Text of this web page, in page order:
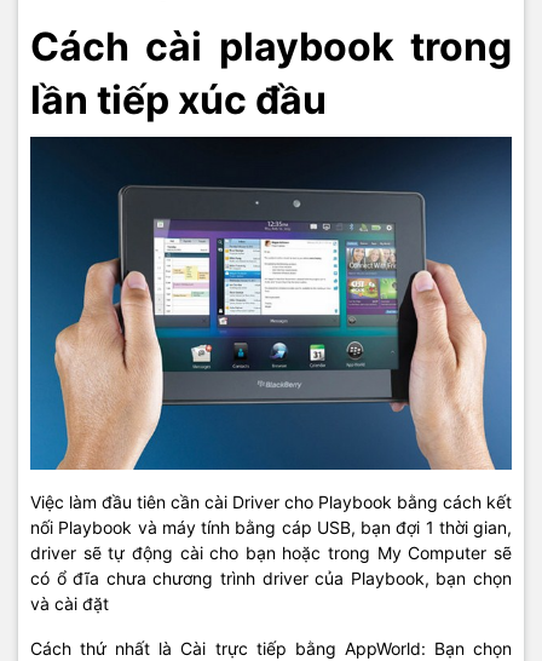
Cách cài playbook trong
lần tiếp xúc đầu
Việc làm đầu tiên cần cài Driver cho Playbook bằng cách kết
nối Playbook và máy tính bằng cáp USB, bạn đợi 1 thời gian,
driver sẽ tự động cài cho bạn hoặc trong My Computer sẽ
có ổ đĩa chưa chương trình driver của Playbook, bạn chọn
và cài đặt
Cách thứ nhất là Cài trực tiếp bằng AppWorld: Bạn chọn